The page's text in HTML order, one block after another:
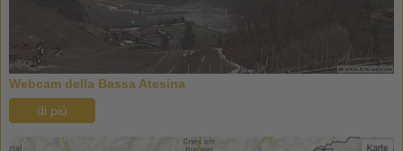
Webcam della Bassa Atesina
di più